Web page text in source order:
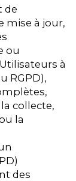
de
mise à jour,
ou
à
RGPD),
collecte,
la
des